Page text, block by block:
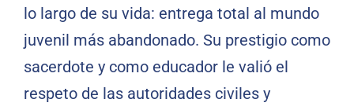
lo largo de su vida: entrega total al mundo
juvenil más abandonado. Su prestigio como
sacerdote y como educador le valió el
respeto de las autoridades civiles y